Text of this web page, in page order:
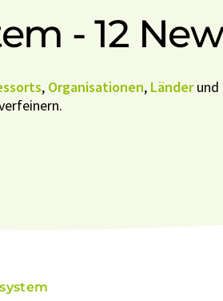
- 12
, Organisationen, Länderund